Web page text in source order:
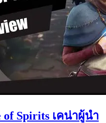
of Spirits เคน่าผู้นำ